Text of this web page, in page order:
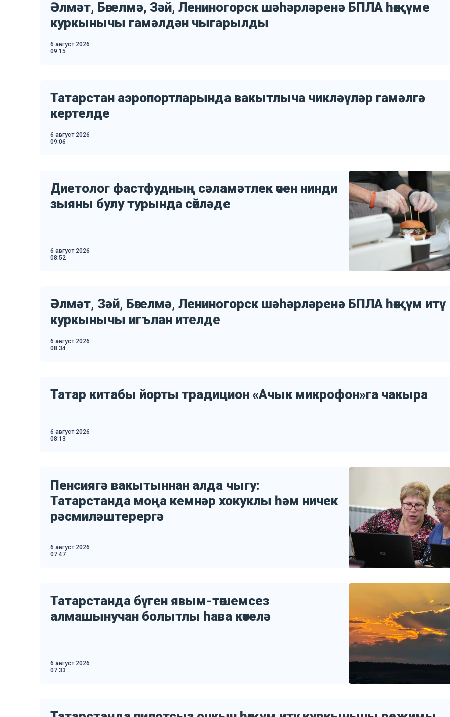
Әлмәт, Бөгелмә, Зәй, Лениногорск шәһәрләренә БПЛА һөҗүме
куркынычы гамәлдән чыгарылды
6 август 2026
09:15
Татарстан аэропортларында вакытлыча чикләүләр гамәлгә
кертелде
6 август 2026
09:06
Диетолог фастфудның сәламәтлек өчен нинди
зыяны булу турында сөйләде
6 август 2026
08:52
Әлмәт, Зәй, Бөгелмә, Лениногорск шәһәрләренә БПЛА һөҗүм итү
куркынычы игълан ителде
6 август 2026
08:34
Татар китабы йорты традицион «Ачык микрофон»га чакыра
6 август 2026
08:13
Пенсиягә вакытыннан алда чыгу:
Татарстанда моңа кемнәр хокуклы һәм ничек
рәсмиләштерергә
6 август 2026
07:47
Татарстанда бүген явым-төшемсез
алмашынучан болытлы һава көтелә
6 август 2026
07:33